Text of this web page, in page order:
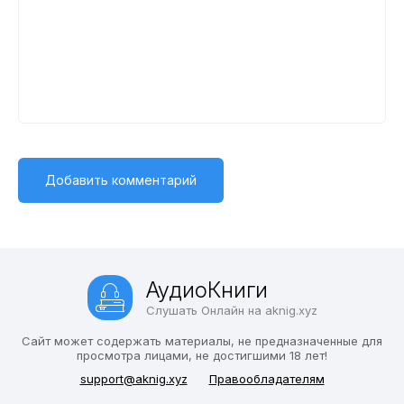
АудиоКниги
Слушать Онлайн на aknig.xyz
Сайт может содержать материалы, не предназначенные для
просмотра лицами, не достигшими 18 лет!
support@aknig.xyz
Правообладателям